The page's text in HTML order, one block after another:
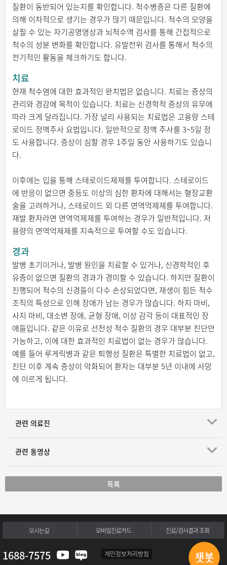
질환이 동반되어 있는지를 확인합니다. 척수병증은 다른 질환에
의해 이차적으로 생기는 경우가 많기 때문입니다. 척수의 모양을
살필 수 있는 자기공명영상과 뇌척수액 검사를 통해 간접적으로
척수의 성분 변화를 확인합니다. 유발전위 검사를 통해서 척수의
전기적인 활동을 체크하기도 합니다.
치료
현재 척수염에 대한 효과적인 완치법은 없습니다. 치료는 증상의
관리와 경감에 목적이 있습니다. 치료는 신경학적 증상의 유무에
따라 크게 달라집니다. 가장 널리 사용되는 치료법은 고용량 스테
로이드 정맥주사 요법입니다. 일반적으로 정맥 주사를 3~5일 정
도 사용합니다. 증상이 심할 경우 1주일 동안 사용하기도 있습니
다.
이후에는 입을 통해 스테로이드제제를 투여합니다. 스테로이드
에 반응이 없으면 중등도 이상의 심한 환자에 대해서는 혈장교환
술을 고려하거나, 스테로이드 외 다른 면역억제제를 투여합니다.
재발 환자라면 면역억제제를 투여하는 경우가 일반적입니다. 저
용량의 면역억제제를 지속적으로 투여할 수도 있습니다.
경과
발병 초기이거나, 발병 원인을 치료할 수 있거나, 신경학적인 후
유증이 없으면 질환의 경과가 경미할 수 있습니다. 하지만 질환이
진행되어 척수의 신경들이 다수 손상되었다면, 재생이 힘든 척수
조직의 특성으로 인해 장애가 남는 경우가 많습니다. 하지 마비,
사지 마비, 대소변 장애, 균형 장애, 이상 감각 등이 대표적인 장
애들입니다. 같은 이유로 선천성 척수 질환의 경우 대부분 진단만
가능하고, 이에 대한 효과적인 치료법이 없는 경우가 많습니다.
예를 들어 루게릭병과 같은 퇴행성 질환은 특별한 치료법이 없고,
진단 이후 계속 증상이 악화되어 환자는 대부분 5년 이내에 사망
에 이르게 됩니다.
관련 의료진
관련 동영상
목록
오시는길 모바일진료카드 진료/검사결과 조회
1688-7575 개인정보처리방침